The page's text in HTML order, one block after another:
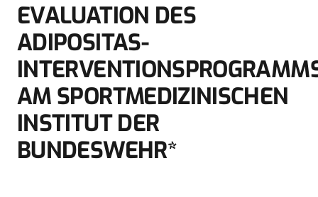
EVALUATION DES
ADIPOSITAS-
AM SPORTMEDIZINISCHEN
INSTITUT DER
BUNDESWEHR*